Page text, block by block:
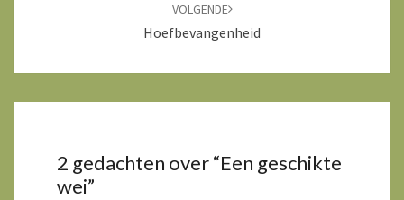
VOLGENDE
Hoefbevangenheid
2 gedachten over “Een geschikte
wei”